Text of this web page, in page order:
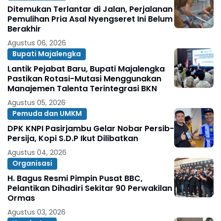
Ditemukan Terlantar di Jalan, Perjalanan
Pemulihan Pria Asal Nyengseret Ini Belum
Berakhir
Agustus 06, 2026
Bupati Majalengka
Lantik Pejabat Baru, Bupati Majalengka
Pastikan Rotasi-Mutasi Menggunakan
Manajemen Talenta Terintegrasi BKN
Agustus 05, 2026
Pemuda dan UMKM
DPK KNPI Pasirjambu Gelar Nobar Persib-
Persija, Kopi S.D.P Ikut Dilibatkan
Agustus 04, 2026
Organisasi
H. Bagus Resmi Pimpin Pusat BBC,
Pelantikan Dihadiri Sekitar 90 Perwakilan
Ormas
Agustus 03, 2026